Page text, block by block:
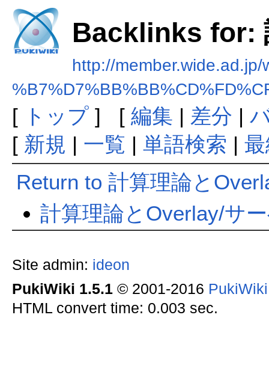
Backlinks for:
http://
[ トップ] [ 編集 | 差分 |
[ 新規 | 一覧 | 単語検索 |
Return to 計算理論と
計算理論とOverlay/サ
Site admin: ideon
PukiWiki 1.5.1© 2001-2016
HTML convert time: 0.003 sec.